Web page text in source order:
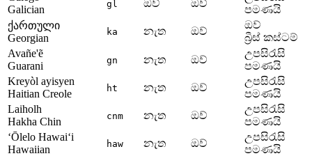
Galician
gl ඔව් ඔව්
පමණයි
ქართული
Georgian
ka නැත ඔව්
ඔව්
බ්‍රීස් කස්ටම්
Avañe'ẽ
Guarani
gn නැත ඔව්
උපසිරැසි
පමණයි
Kreyòl ayisyen
Haitian Creole
ht නැත ඔව්
උපසිරැසි
පමණයි
Laiholh
Hakha Chin
cnm නැත ඔව්
උපසිරැසි
පමණයි
ʻŌlelo Hawaiʻi
Hawaiian
haw නැත ඔව්
උපසිරැසි
පමණයි